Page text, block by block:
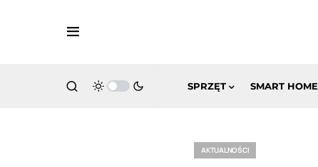
SPRZĘT SMART HOME
AKTUALNOŚCI